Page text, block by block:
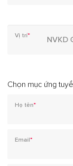
Vị trí*
Chọn mục ứng
Họ tên*
Email*